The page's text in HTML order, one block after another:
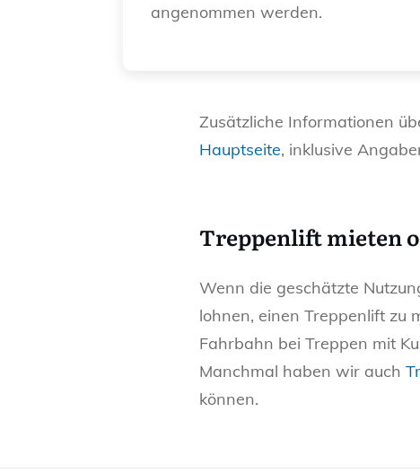
angenommen werden.
Zusätzliche Informationen
Hauptseite, inklusive
Treppenlift mieten
Wenn die geschätzte
lohnen, einen Treppenlift zu
Fahrbahn bei Treppen mit
Manchmal haben wir auch
können.